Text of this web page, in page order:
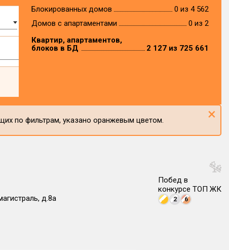
Блокированных домов
0 из 4 562
Домов с апартаментами
0 из 2
Квартир, апартаментов,
блоков в БД
2 127 из 725 661
по фильтрам, указано оранжевым цветом. ×
д.8а
Побед в
конкурсе ТОП ЖК
2 6